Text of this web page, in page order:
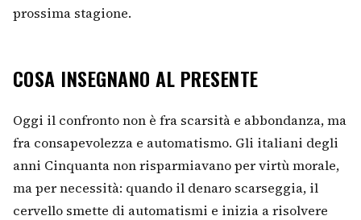
prossima stagione.
COSA INSEGNANO AL PRESENTE
Oggi il confronto non è fra scarsità e abbondanza, ma
fra consapevolezza e automatismo. Gli italiani degli
anni Cinquanta non risparmiavano per virtù morale,
ma per necessità: quando il denaro scarseggia, il
cervello smette di automatismi e inizia a risolvere